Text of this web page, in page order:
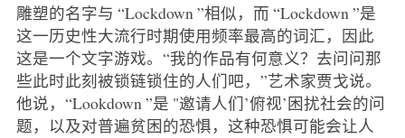
雕塑的名字与 “Lockdown ”相似，而 “Lockdown ”是
这一历史性大流行时期使用频率最高的词汇，因此
这是一个文字游戏。“我的作品有何意义？去问问那
些此时此刻被锁链锁住的人们吧，”艺术家贾戈说。
他说，“Lookdown ”是 "邀请人们’俯视’困扰社会的问
题，以及对普遍贫困的恐惧，这种恐惧可能会让人